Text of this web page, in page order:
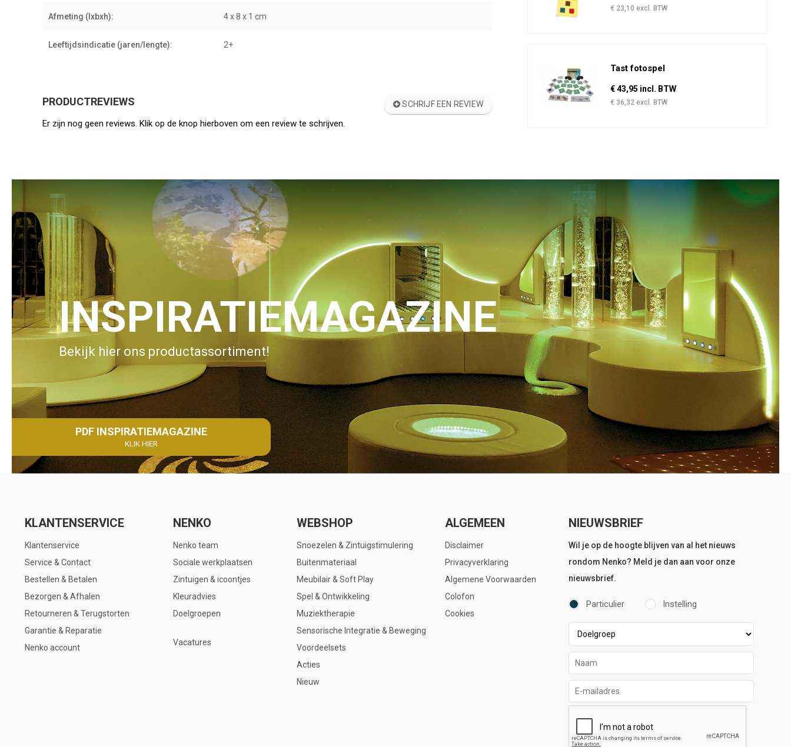
Afmeting (lxbxh): 4 x 8 x 1 cm
Leeftijdsindicatie (jaren/lengte): 2+
PRODUCTREVIEWS SCHRIJF EEN REVIEW
Er zijn nog geen reviews. Klik op de knop hierboven om een review te schrijven.
€ 23,10 excl. BTW
Tast fotospel
€ 43,95 incl. BTW
€ 36,32 excl. BTW
INSPIRATIEMAGAZINE
Bekijk hier ons productassortiment!
PDF INSPIRATIEMAGAZINE
KLIK HIER
KLANTENSERVICE
Klantenservice
Service & Contact
Bestellen & Betalen
Bezorgen & Afhalen
Retourneren & Terugstorten
Garantie & Reparatie
Nenko account
NENKO
Nenko team
Sociale werkplaatsen
Zintuigen & icoontjes
Kleuradvies
Doelgroepen
Vacatures
WEBSHOP
Snoezelen & Zintuigstimulering
Buitenmateriaal
Meubilair & Soft Play
Spel & Ontwikkeling
Muziektherapie
Sensorische Integratie & Beweging
Voordeelsets
Acties
Nieuw
ALGEMEEN
Disclaimer
Privacyverklaring
Algemene Voorwaarden
Colofon
Cookies
NIEUWSBRIEF
Wil je op de hoogte blijven van al het nieuws
rondom Nenko? Meld je dan aan voor onze
nieuwsbrief.
Particulier Instelling